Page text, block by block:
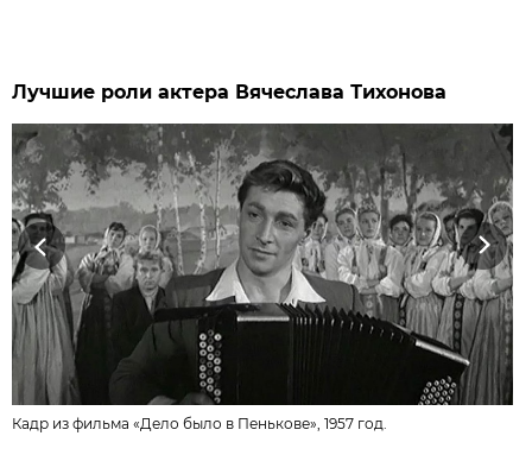
Лучшие роли актера Вячеслава Тихонова
Previous Next
Кадр из фильма «Дело было в Пенькове», 1957 год.